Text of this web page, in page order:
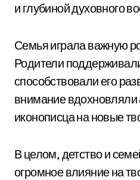
и глубиной духовного
Семья играла важную
Родители
способствовали его
внимание вдохновляли
иконописца на новые
В целом, детство и
огромное влияние на